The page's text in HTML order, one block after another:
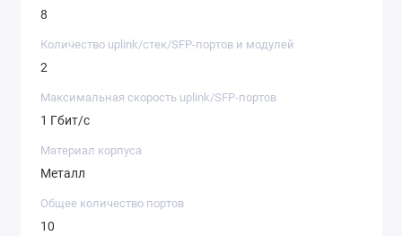
8
Количество uplink/стек/SFP-портов и модулей
2
Максимальная скорость uplink/SFP-портов
1 Гбит/c
Материал корпуса
Металл
Общее количество портов
10